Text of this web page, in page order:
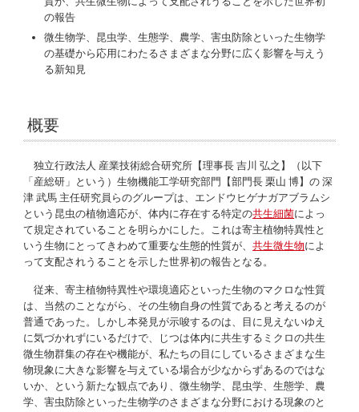
の報告
微生物学、昆虫学、生態学、農学、害虫防除といった生物学
の基礎から応用にわたるさまざまな分野に広く影響を与えう
る新知見
概要
独立行政法人 産業技術総合研究所【理事長 吉川 弘之】（以下
「産総研」という）生物機能工学研究部門【部門長 栗山 博】の 深
津 武馬 主任研究員らのグループは、エンドウヒゲナガアブラムシ
という昆虫の植物適応が、体内に存在する特定の共生細菌によっ
て規定されていることを明らかにした。これは寄主植物特異性と
いう生物にとってきわめて重要な生態的性質が、共生微生物によ
って支配されうることを示した世界初の報告となる。
従来、寄主植物特異性や環境適応といった生物のマクロな性質
は、当然のことながら、その生物自身の性質であると考えるのが
普通であった。しかし本発見が示唆するのは、目に見えないゆえ
に気づかれずにいるだけで、じつは体内に共生するミクロの共生
微生物群集の存在や機能が、私たちの目にしているさまざまな生
物現象に大きな影響を与えている場合が少なからずあるのではな
いか、という新たな観点であり、微生物学、昆虫学、生態学、農
学、害虫防除といった生物学のさまざまな分野における現象のと